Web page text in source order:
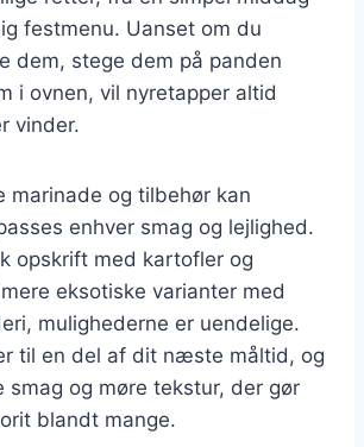
festmenu. Uanset om du
dem, stege dem på panden
i ovnen, vil nyretapper altid
vinder.
marinade og tilbehør kan
enhver smag og lejlighed.
opskrift med kartofler og
eksotiske varianter med
mulighederne er uendelige.
til en del af dit næste måltid, og
smag og møre tekstur, der gør
blandt mange.